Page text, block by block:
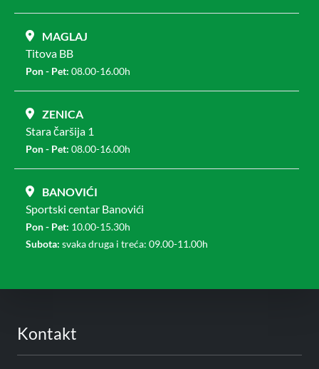
MAGLAJ
Titova BB
Pon - Pet: 08.00-16.00h
ZENICA
Stara čaršija 1
Pon - Pet: 08.00-16.00h
BANOVIĆI
Sportski centar Banovići
Pon - Pet: 10.00-15.30h
Subota: svaka druga i treća: 09.00-11.00h
Kontakt